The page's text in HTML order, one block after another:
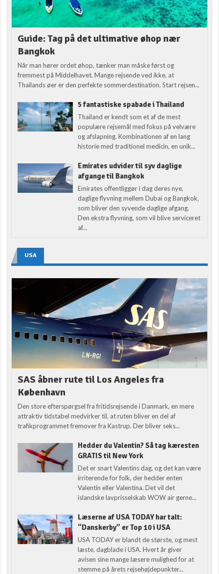
Guide: Tag på det ultimative øhop nær
Bangkok
Når man hører ordet øhop, tænker man måske først og
fremmest på Middelhavet. Mange rejsende ved ikke, at
Thailands øer er den perfekte sommerdestination. Start rejsen...
5 fantastiske spabade i Thailand
Thailand er kendt som et af de mest
populære rejsemål med fokus på velvære
og afslapning. Kombinationen af en lang
historie med traditionel medicin, en unik...
Emirates udvider til syv daglige
afgange til Bangkok
Emirates offentliggør i dag deres nye,
daglige flyvning mellem Dubai og Bangkok,
som bliver den syvende daglige afgang.
Den ekstra flyvning, som vil blive serviceret
af...
USA
SAS åbner rute til Los Angeles fra
København
Den store efterspørgsel fra fritidsrejsende i Danmark, en mere
attraktiv tidstabel medvirker til, at ruten bliver en del af
trafikprogrammet fremover fra Kastrup. Der bliver seks...
Hedder du Valentin? Så tag kæresten
GRATIS til New York
Det er snart Valentins dag, og det kan være
irriterende for folk, der hedder enten
Valentin eller Valentina. Det vil det
islandske lavprisselskab WOW air gerne...
Læserne af USA TODAY har talt:
“Danskerby” er Top 10 i USA
USA TODAY er blandt de største, og mest
læste, dagblade i USA. Hvert år giver
avisen sine mange læsere mulighed for at
stemme på årets rejsehøjdepunkter...